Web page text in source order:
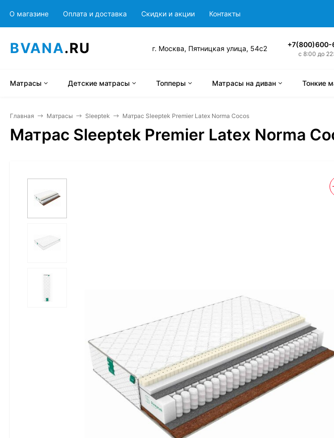
О магазине Оплата и доставка Скидки и акции Контакты
BVANA.RU г. Москва, Пятницкая улица, 54с2 +7(800)600-
с 8:00 до
Матрасы Детские матрасы Топперы Матрасы на диван Тонкие
Главная Матрасы Sleeptek Матрас Sleeptek Premier Latex Norma Cocos
Матрас Sleeptek Premier Latex Norma